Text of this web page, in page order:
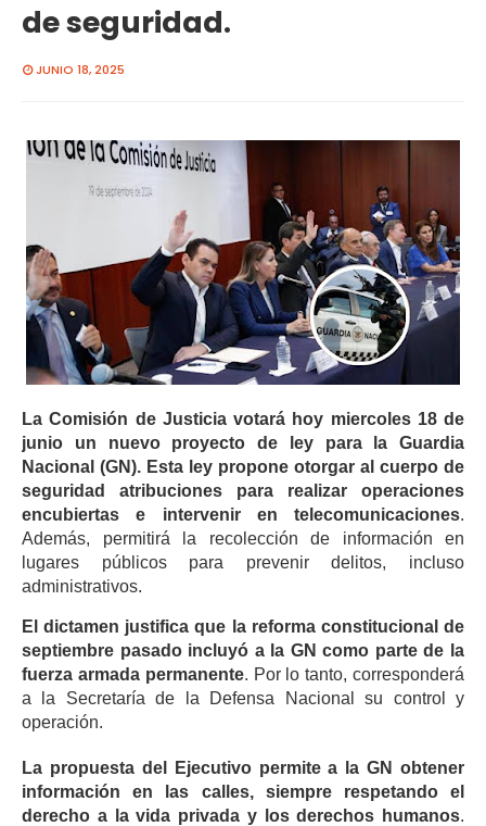
de seguridad.
JUNIO 18, 2025
La Comisión de Justicia votará hoy miercoles 18 de
junio un nuevo proyecto de ley para la Guardia
Nacional (GN). Esta ley propone otorgar al cuerpo de
seguridad atribuciones para realizar operaciones
encubiertas e intervenir en telecomunicaciones.
Además, permitirá la recolección de información en
lugares públicos para prevenir delitos, incluso
administrativos.
El dictamen justifica que la reforma constitucional de
septiembre pasado incluyó a la GN como parte de la
fuerza armada permanente. Por lo tanto, corresponderá
a la Secretaría de la Defensa Nacional su control y
operación.
La propuesta del Ejecutivo permite a la GN obtener
información en las calles, siempre respetando el
derecho a la vida privada y los derechos humanos.